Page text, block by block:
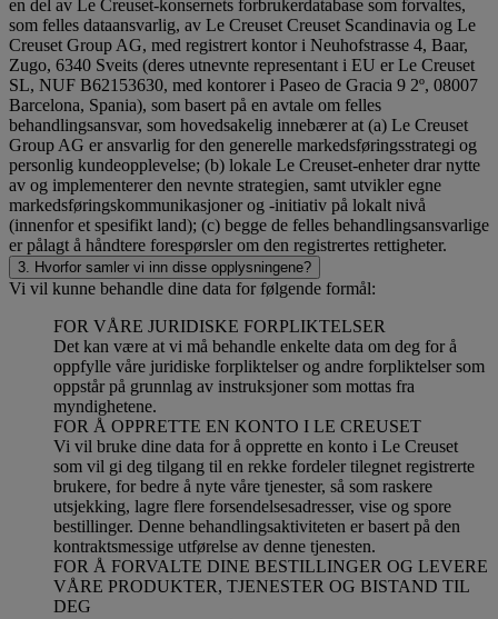
en del av Le Creuset-konsernets forbrukerdatabase som forvaltes,
som felles dataansvarlig, av Le Creuset Creuset Scandinavia og Le
Creuset Group AG, med registrert kontor i Neuhofstrasse 4, Baar,
Zugo, 6340 Sveits (deres utnevnte representant i EU er Le Creuset
SL, NUF B62153630, med kontorer i Paseo de Gracia 9 2º, 08007
Barcelona, Spania), som basert på en avtale om felles
behandlingsansvar, som hovedsakelig innebærer at (a) Le Creuset
Group AG er ansvarlig for den generelle markedsføringsstrategi og
personlig kundeopplevelse; (b) lokale Le Creuset-enheter drar nytte
av og implementerer den nevnte strategien, samt utvikler egne
markedsføringskommunikasjoner og -initiativ på lokalt nivå
(innenfor et spesifikt land); (c) begge de felles behandlingsansvarlige
er pålagt å håndtere forespørsler om den registrertes rettigheter.
3. Hvorfor samler vi inn disse opplysningene?
Vi vil kunne behandle dine data for følgende formål:
FOR VÅRE JURIDISKE FORPLIKTELSER
Det kan være at vi må behandle enkelte data om deg for å
oppfylle våre juridiske forpliktelser og andre forpliktelser som
oppstår på grunnlag av instruksjoner som mottas fra
myndighetene.
FOR Å OPPRETTE EN KONTO I LE CREUSET
Vi vil bruke dine data for å opprette en konto i Le Creuset
som vil gi deg tilgang til en rekke fordeler tilegnet registrerte
brukere, for bedre å nyte våre tjenester, så som raskere
utsjekking, lagre flere forsendelsesadresser, vise og spore
bestillinger. Denne behandlingsaktiviteten er basert på den
kontraktsmessige utførelse av denne tjenesten.
FOR Å FORVALTE DINE BESTILLINGER OG LEVERE
VÅRE PRODUKTER, TJENESTER OG BISTAND TIL
DEG